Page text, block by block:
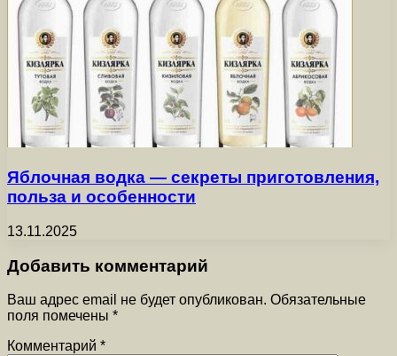
Яблочная водка — секреты приготовления,
польза и особенности
13.11.2025
Добавить комментарий
Ваш адрес email не будет опубликован. Обязательные
поля помечены *
Комментарий *